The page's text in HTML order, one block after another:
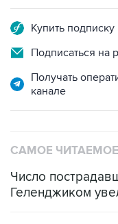
Купить
Подписаться на
Получать
канале
САМОЕ ЧИТАЕМОЕ
Число
Геленджиком